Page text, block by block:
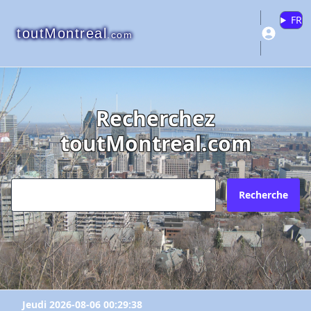
toutMontreal.com
FR
Recherchez
toutMontreal.com
Recherche
Jeudi 2026-08-06 00:29:38